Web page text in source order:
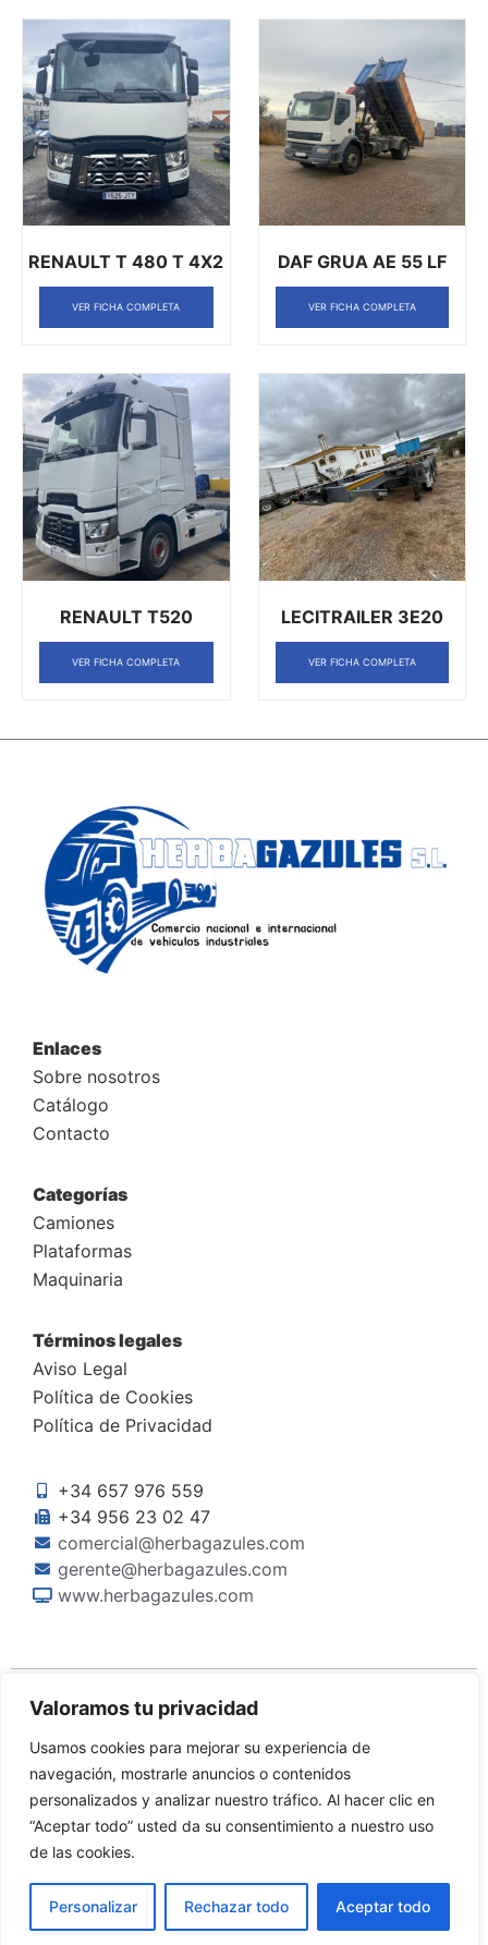
Valoramos tu privacidad
Usamos cookies para mejorar su experiencia de
navegación, mostrarle anuncios o contenidos
personalizados y analizar nuestro tráfico. Al hacer clic en
“Aceptar todo” usted da su consentimiento a nuestro uso
de las cookies.
Personalizar Rechazar todo Aceptar todo
RENAULT T 480 T 4X2
VER FICHA COMPLETA
DAF GRUA AE 55 LF
VER FICHA COMPLETA
RENAULT T520
VER FICHA COMPLETA
LECITRAILER 3E20
VER FICHA COMPLETA
Enlaces
Sobre nosotros
Catálogo
Contacto
Categorías
Camiones
Plataformas
Maquinaria
Términos legales
Aviso Legal
Política de Cookies
Política de Privacidad
+34 657 976 559
+34 956 23 02 47
comercial@herbagazules.com
gerente@herbagazules.com
www.herbagazules.com
©Copyright 2024 Herbagazules S.L.
Diseñado porDinan